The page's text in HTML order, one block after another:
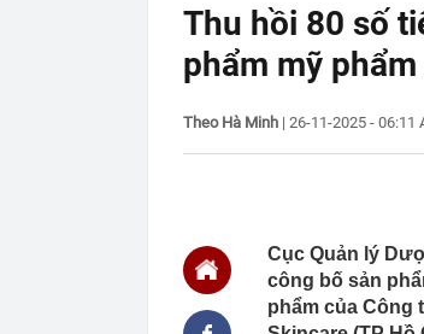
11:05
10:56
10:50
10:48
Thu hồi 80 số
phẩm mỹ
Theo Hà Minh | 26-11-2025 - 06:11
Cục Quản lý
công bố sản
phẩm của Công